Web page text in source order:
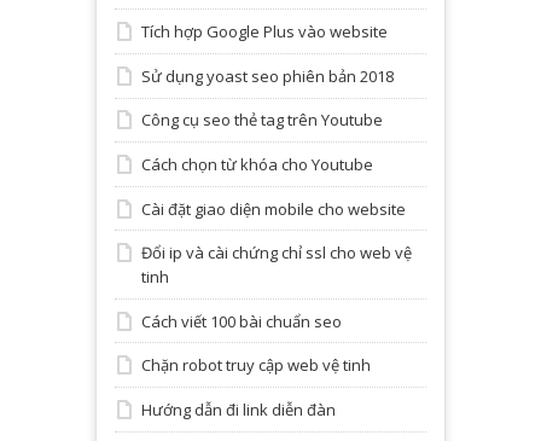
Tích hợp Google Plus vào website
Sử dụng yoast seo phiên bản 2018
Công cụ seo thẻ tag trên Youtube
Cách chọn từ khóa cho Youtube
Cài đặt giao diện mobile cho website
Đổi ip và cài chứng chỉ ssl cho web vệ
tinh
Cách viết 100 bài chuẩn seo
Chặn robot truy cập web vệ tinh
Hướng dẫn đi link diễn đàn